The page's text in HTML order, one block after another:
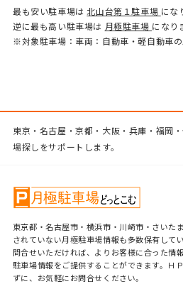
最も安い駐車場は北山台第１駐車場 にな
逆に最も高い駐車場は 月極駐車場 になり
※対象駐車場：車両：自動車・軽自動車
東京・名古屋・京都・大阪・兵庫・福岡
場探しをサポートします。
東京都・名古屋市・横浜市・川崎市・さいた
されていない月極駐車場情報も多数保有して
問合せいただければ、よりお客様に合った情
駐車場情報をご提供することができます。Ｈ
ずに、お気軽にお問合せください。